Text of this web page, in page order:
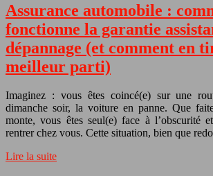
Assurance automobile :
fonctionne la garantie
dépannage (et comment en
meilleur parti)
Imaginez : vous êtes coincé(e) sur une
dimanche soir, la voiture en panne. Que
monte, vous êtes seul(e) face à l’obscurité
rentrer chez vous. Cette situation, bien que
Lire la suite